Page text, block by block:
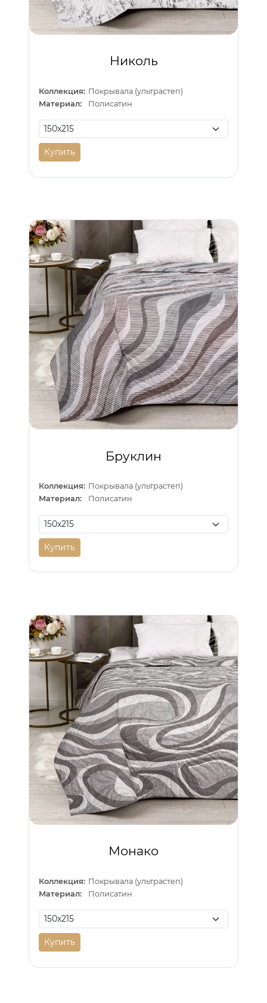
Николь
Коллекция: Покрывала (ультрастеп)
Материал:
Полисатин
Купить
Бруклин
Коллекция: Покрывала (ультрастеп)
Материал:
Полисатин
Купить
Монако
Коллекция: Покрывала (ультрастеп)
Материал:
Полисатин
Купить